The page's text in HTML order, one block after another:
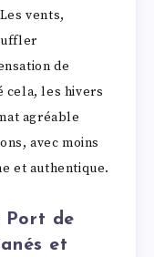
vents,
de
cela, les hivers
agréable
avec moins
et authentique.
Port de
et